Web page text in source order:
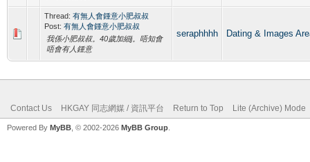
Thread: 有無人會鍾意小肥叔叔
Post: 有無人會鍾意小肥叔叔
我係小肥叔叔。40歲加細j。唔知會
唔會有人鍾意
seraphhhh Dating & Images
Contact Us HKGAY 同志網媒 / 資訊平台 Return to Top Lite (Archive) Mode
Powered By MyBB , © 2002-2026 MyBB Group